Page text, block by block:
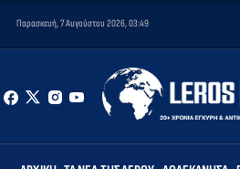
Παρασκευή, 7 Αυγούστου 2026, 03:49